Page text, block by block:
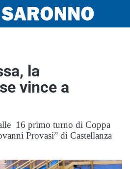
la
vince a
16 primo turno di Coppa
Provasi” di Castellanza